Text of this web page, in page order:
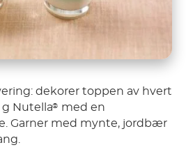
dekorer toppen av hvert
g Nutella® med en
Garner med mynte, jordbær